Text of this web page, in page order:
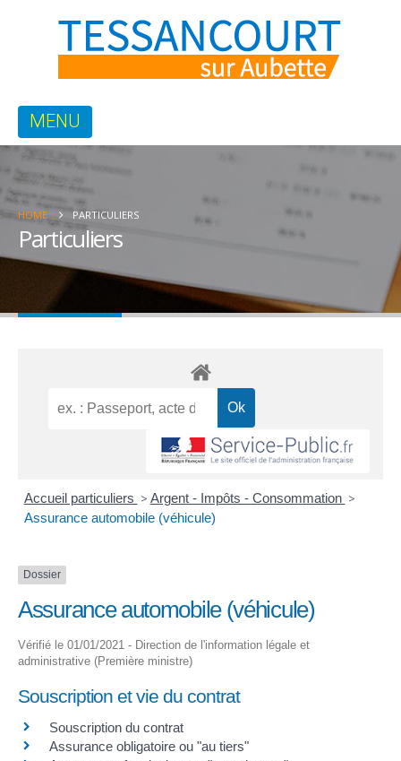
HOME PARTICULIERS
Particuliers
Accueil particuliers > Argent - Impôts - Consommation >
Assurance automobile (véhicule)
Dossier
Assurance automobile (véhicule)
Vérifié le 01/01/2021 - Direction de l'information légale et
administrative (Première ministre)
Souscription et vie du contrat
Souscription du contrat
Assurance obligatoire ou "au tiers"